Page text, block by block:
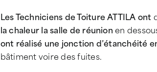
Les Techniciens de Toiture ATTILAont
la chaleur la salle de réunionen
ont réalisé une jonction d’étanchéité
bâtiment voire des fuites.